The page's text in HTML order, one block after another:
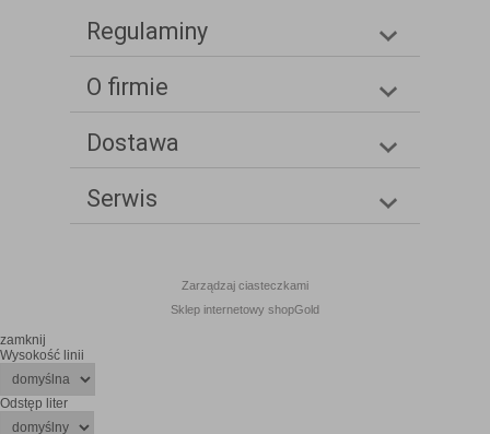
Regulaminy
O firmie
Dostawa
Serwis
Zarządzaj ciasteczkami
Sklep internetowy shopGold
zamknij
Wysokość linii
Odstęp liter